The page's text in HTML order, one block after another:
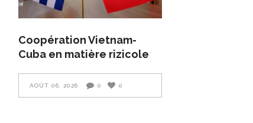
Coopération Vietnam-
Cuba en matière rizicole
AOÛT 06, 2026 0 0